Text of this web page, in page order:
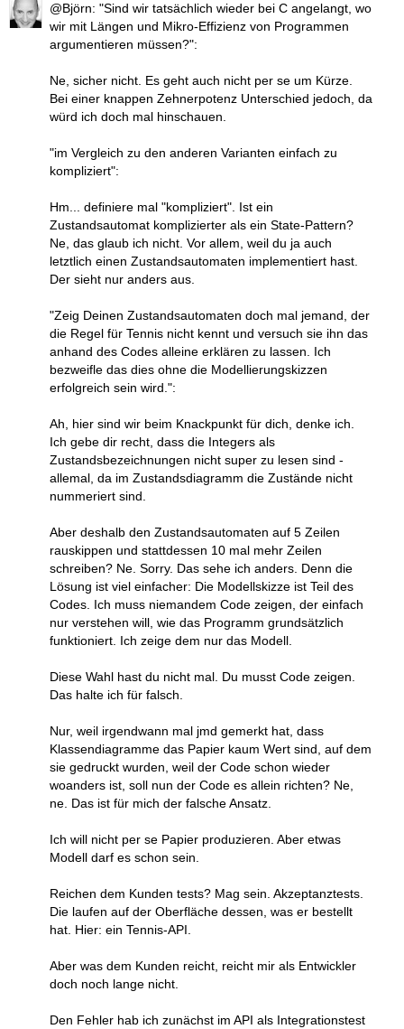
@Björn: "Sind wir tatsächlich wieder bei C angelangt, wo
wir mit Längen und Mikro-Effizienz von Programmen
argumentieren müssen?":
Ne, sicher nicht. Es geht auch nicht per se um Kürze.
Bei einer knappen Zehnerpotenz Unterschied jedoch, da
würd ich doch mal hinschauen.
"im Vergleich zu den anderen Varianten einfach zu
kompliziert":
Hm... definiere mal "kompliziert". Ist ein
Zustandsautomat komplizierter als ein State-Pattern?
Ne, das glaub ich nicht. Vor allem, weil du ja auch
letztlich einen Zustandsautomaten implementiert hast.
Der sieht nur anders aus.
"Zeig Deinen Zustandsautomaten doch mal jemand, der
die Regel für Tennis nicht kennt und versuch sie ihn das
anhand des Codes alleine erklären zu lassen. Ich
bezweifle das dies ohne die Modellierungskizzen
erfolgreich sein wird.":
Ah, hier sind wir beim Knackpunkt für dich, denke ich.
Ich gebe dir recht, dass die Integers als
Zustandsbezeichnungen nicht super zu lesen sind -
allemal, da im Zustandsdiagramm die Zustände nicht
nummeriert sind.
Aber deshalb den Zustandsautomaten auf 5 Zeilen
rauskippen und stattdessen 10 mal mehr Zeilen
schreiben? Ne. Sorry. Das sehe ich anders. Denn die
Lösung ist viel einfacher: Die Modellskizze ist Teil des
Codes. Ich muss niemandem Code zeigen, der einfach
nur verstehen will, wie das Programm grundsätzlich
funktioniert. Ich zeige dem nur das Modell.
Diese Wahl hast du nicht mal. Du musst Code zeigen.
Das halte ich für falsch.
Nur, weil irgendwann mal jmd gemerkt hat, dass
Klassendiagramme das Papier kaum Wert sind, auf dem
sie gedruckt wurden, weil der Code schon wieder
woanders ist, soll nun der Code es allein richten? Ne,
ne. Das ist für mich der falsche Ansatz.
Ich will nicht per se Papier produzieren. Aber etwas
Modell darf es schon sein.
Reichen dem Kunden tests? Mag sein. Akzeptanztests.
Die laufen auf der Oberfläche dessen, was er bestellt
hat. Hier: ein Tennis-API.
Aber was dem Kunden reicht, reicht mir als Entwickler
doch noch lange nicht.
Den Fehler hab ich zunächst im API als Integrationstest